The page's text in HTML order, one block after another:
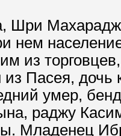
Шри
из
Пасея, дочь
умер,
раджу
Младенец